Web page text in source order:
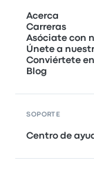
Acerca
Carreras
Asóciate con
Únete a
Conviértete en
Blog
SOPORTE
Centro de